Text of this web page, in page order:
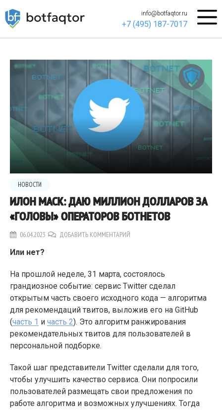
info@botfaqtor.ru
+7 (495) 187-7017
НОВОСТИ
ИЛОН МАСК: ДАЮ МИЛЛИОН ДОЛЛАРОВ ЗА
«ГОЛОВЫ» ОПЕРАТОРОВ БОТНЕТОВ
06.04.2023 ДОБАВИТЬ КОММЕНТАРИЙ
Или нет?
На прошлой неделе, 31 марта, состоялось
грандиозное событие: сервис Twitter сделал
открытым часть своего исходного кода — алгоритма
для рекомендаций твитов, выложив его на GitHub
(часть 1 и часть 2). Это алгоритм ранжирования
рекомендательных твитов для пользователей в
персональной подборке.
Такой шаг представители Twitter сделали для того,
чтобы улучшить качество сервиса. Они попросили
пользователей размещать свои предложения по
работе алгоритма и возможных улучшениях. Тогда